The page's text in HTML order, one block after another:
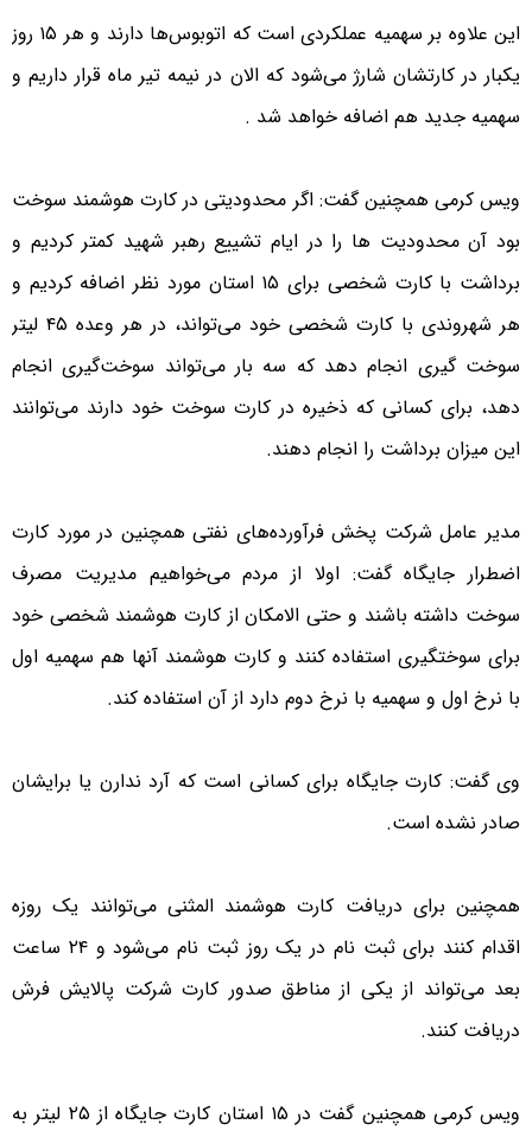
این علاوه بر سهمیه عملکردی است که اتوبوس‌ها دارند و هر ۱۵ روز
یکبار در کارتشان شارژ می‌شود که الان در نیمه تیر ماه قرار داریم و
سهمیه جدید هم اضافه خواهد شد .
ویس کرمی همچنین گفت: اگر محدودیتی در کارت هوشمند سوخت
بود آن محدودیت ها را در ایام تشییع رهبر شهید کمتر کردیم و
برداشت با کارت شخصی برای ۱۵ استان مورد نظر اضافه کردیم و
هر شهروندی با کارت شخصی خود می‌تواند، در هر وعده ۴۵ لیتر
سوخت گیری انجام دهد که سه بار می‌تواند سوخت‌گیری انجام
دهد، برای کسانی که ذخیره در کارت سوخت خود دارند می‌توانند
این میزان برداشت را انجام دهند.
مدیر عامل شرکت پخش فرآورده‌های نفتی همچنین در مورد کارت
اضطرار جایگاه گفت: اولا از مردم می‌خواهیم مدیریت مصرف
سوخت داشته باشند و حتی الامکان از کارت هوشمند شخصی خود
برای سوختگیری استفاده کنند و کارت هوشمند آنها هم سهمیه اول
با نرخ اول و سهمیه با نرخ دوم دارد از آن استفاده کند.
وی گفت: کارت جایگاه برای کسانی است که آرد ندارن یا برایشان
صادر نشده است.
همچنین برای دریافت کارت هوشمند المثنی می‌توانند یک روزه
اقدام کنند برای ثبت نام در یک روز ثبت نام می‌شود و ۲۴ ساعت
بعد می‌تواند از یکی از مناطق صدور کارت شرکت پالایش فرش
دریافت کنند.
ویس کرمی همچنین گفت در ۱۵ استان کارت جایگاه از ۲۵ لیتر به